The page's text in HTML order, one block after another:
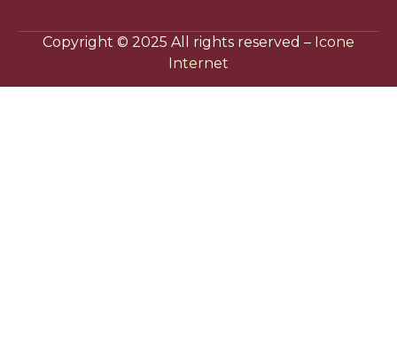
Copyright © 2025 All rights reserved – Icone
Internet